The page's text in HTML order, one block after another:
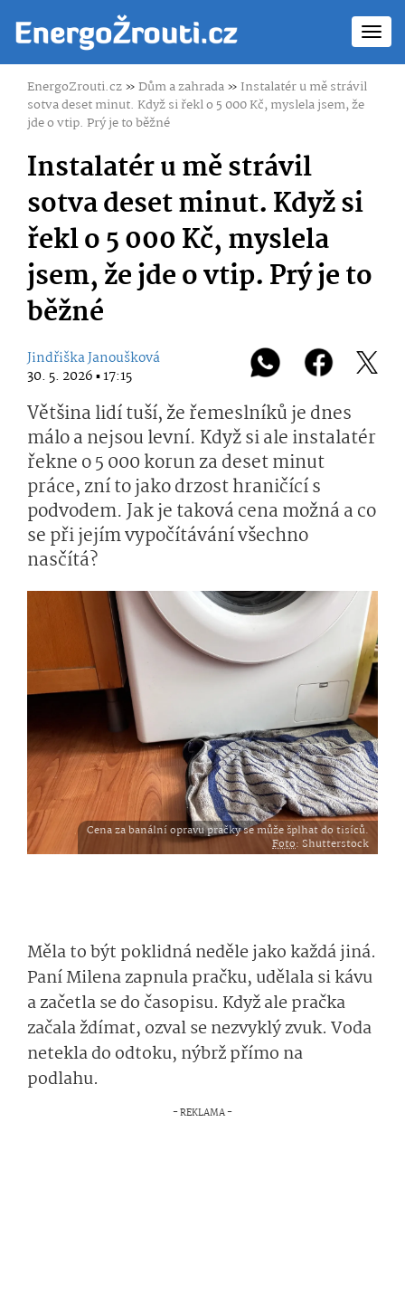
EnergoZrouti.cz»Dům a zahrada» Instalatér u mě strávil
sotva deset minut. Když si řekl o 5 000 Kč, myslela jsem, že
jde o vtip. Prý je to běžné
Instalatér u mě strávil
sotva deset minut. Když si
řekl o 5 000 Kč, myslela
jsem, že jde o vtip. Prý je to
běžné
Jindřiška Janoušková
30. 5. 2026 ▪ 17:15
Většina lidí tuší, že řemeslníků je dnes
málo a nejsou levní. Když si ale instalatér
řekne o 5 000 korun za deset minut
práce, zní to jako drzost hraničící s
podvodem. Jak je taková cena možná a co
se při jejím vypočítávání všechno
nasčítá?
Cena za banální opravu pračky se může šplhat do tisíců.
Foto: Shutterstock
Měla to být poklidná neděle jako každá jiná.
Paní Milena zapnula pračku, udělala si kávu
a začetla se do časopisu. Když ale pračka
začala ždímat, ozval se nezvyklý zvuk. Voda
netekla do odtoku, nýbrž přímo na
podlahu.